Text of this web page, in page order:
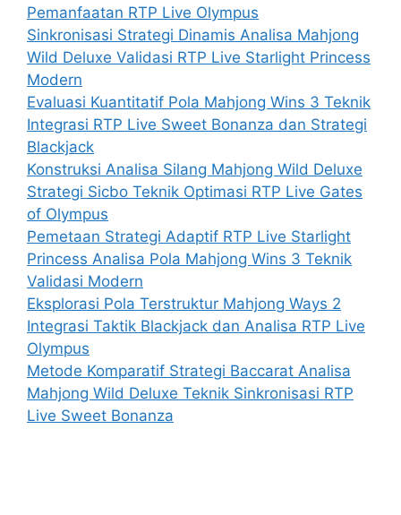
Pemanfaatan RTP Live Olympus
Sinkronisasi Strategi Dinamis Analisa Mahjong
Wild Deluxe Validasi RTP Live Starlight Princess
Modern
Evaluasi Kuantitatif Pola Mahjong Wins 3 Teknik
Integrasi RTP Live Sweet Bonanza dan Strategi
Blackjack
Konstruksi Analisa Silang Mahjong Wild Deluxe
Strategi Sicbo Teknik Optimasi RTP Live Gates
of Olympus
Pemetaan Strategi Adaptif RTP Live Starlight
Princess Analisa Pola Mahjong Wins 3 Teknik
Validasi Modern
Eksplorasi Pola Terstruktur Mahjong Ways 2
Integrasi Taktik Blackjack dan Analisa RTP Live
Olympus
Metode Komparatif Strategi Baccarat Analisa
Mahjong Wild Deluxe Teknik Sinkronisasi RTP
Live Sweet Bonanza